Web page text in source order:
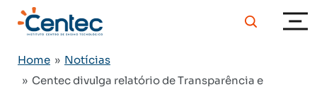
Home » Notícias
» Centec divulga relatório de Transparência e